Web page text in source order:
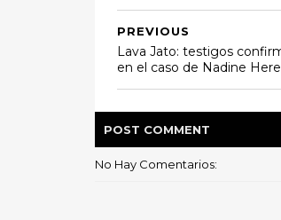
PREVIOUS
Lava Jato: testigos
en el caso de Nadine
POST COMMENT
No Hay Comentarios: